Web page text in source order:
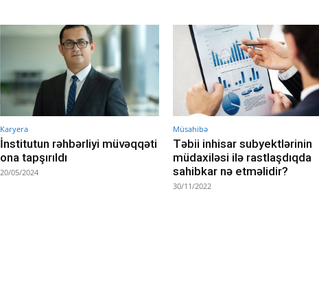
Karyera
İnstitutun rəhbərliyi müvəqqəti
ona tapşırıldı
20/05/2024
Müsahibə
Təbii inhisar subyektlərinin
müdaxiləsi ilə rastlaşdıqda
sahibkar nə etməlidir?
30/11/2022